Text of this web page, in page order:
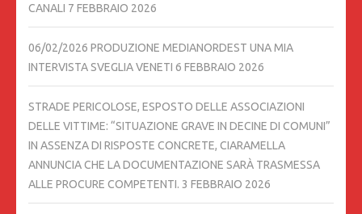
CANALI 7 FEBBRAIO 2026
06/02/2026 PRODUZIONE MEDIANORDEST UNA MIA
INTERVISTA SVEGLIA VENETI 6 FEBBRAIO 2026
STRADE PERICOLOSE, ESPOSTO DELLE ASSOCIAZIONI
DELLE VITTIME: “SITUAZIONE GRAVE IN DECINE DI COMUNI”
IN ASSENZA DI RISPOSTE CONCRETE, CIARAMELLA
ANNUNCIA CHE LA DOCUMENTAZIONE SARÀ TRASMESSA
ALLE PROCURE COMPETENTI. 3 FEBBRAIO 2026